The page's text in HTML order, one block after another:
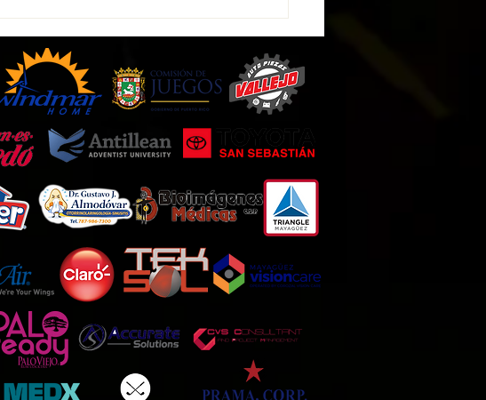
Dion New se ha integrado como
accionista a la plataforma West
Sports & Social Development